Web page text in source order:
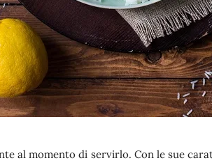
al momento di servirlo. Con le sue